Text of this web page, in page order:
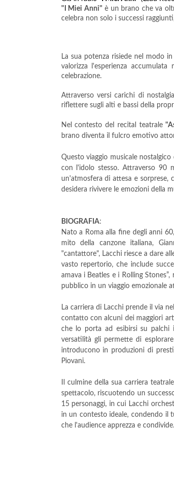
"I Miei Anni" è un brano che va
celebra non solo i successi
La sua potenza risiede nel modo
valorizza l'esperienza
celebrazione.
Attraverso versi carichi di
riflettere sugli alti e bassi della
Nel contesto del recital teatrale
brano diventa il fulcro emotivo
Questo viaggio musicale
con l'idolo stesso. Attraverso 90
un'atmosfera di attesa e sorprese,
desidera rivivere le emozioni della
BIOGRAFIA:
Nato a Roma alla fine degli anni
mito della canzone italiana,
"cantattore", Lacchi riesce a dare
vasto repertorio, che include
amava i Beatles e i Rolling
pubblico in un viaggio emozionale
La carriera di Lacchi prende il via
contatto con alcuni dei maggiori
che lo porta ad esibirsi su palchi
versatilità gli permette di
introducono in produzioni di
Piovani.
Il culmine della sua carriera
spettacolo, riscuotendo un
15 personaggi, in cui Lacchi
in un contesto ideale, condendo il
che l'audience apprezza e condivide.